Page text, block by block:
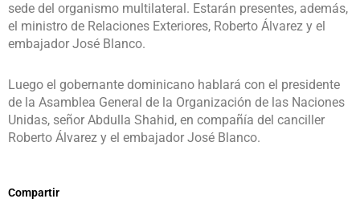
sede del organismo multilateral. Estarán presentes, además,
el ministro de Relaciones Exteriores, Roberto Álvarez y el
embajador José Blanco.
Luego el gobernante dominicano hablará con el presidente
de la Asamblea General de la Organización de las Naciones
Unidas, señor Abdulla Shahid, en compañía del canciller
Roberto Álvarez y el embajador José Blanco.
Compartir